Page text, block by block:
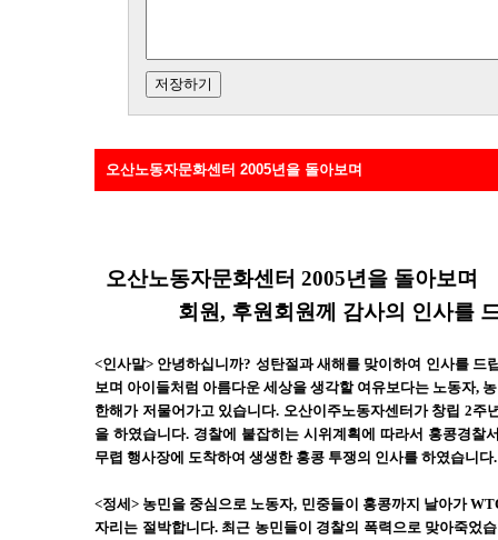
오산노동자문화센터 2005년을 돌아보며
오산노동자문화센터 2005년을 돌아보며
회원, 후원회원께 감사의 인사를 드
<인사말> 안녕하십니까? 성탄절과 새해를 맞이하여 인사를 드
보며 아이들처럼 아름다운 세상을 생각할 여유보다는 노동자,
한해가 저물어가고 있습니다. 오산이주노동자센터가 창립 2주
을 하였습니다. 경찰에 붙잡히는 시위계획에 따라서 홍콩경찰
무렵 행사장에 도착하여 생생한 홍콩 투쟁의 인사를 하였습니다.
<정세> 농민을 중심으로 노동자, 민중들이 홍콩까지 날아가
자리는 절박합니다. 최근 농민들이 경찰의 폭력으로 맞아죽었